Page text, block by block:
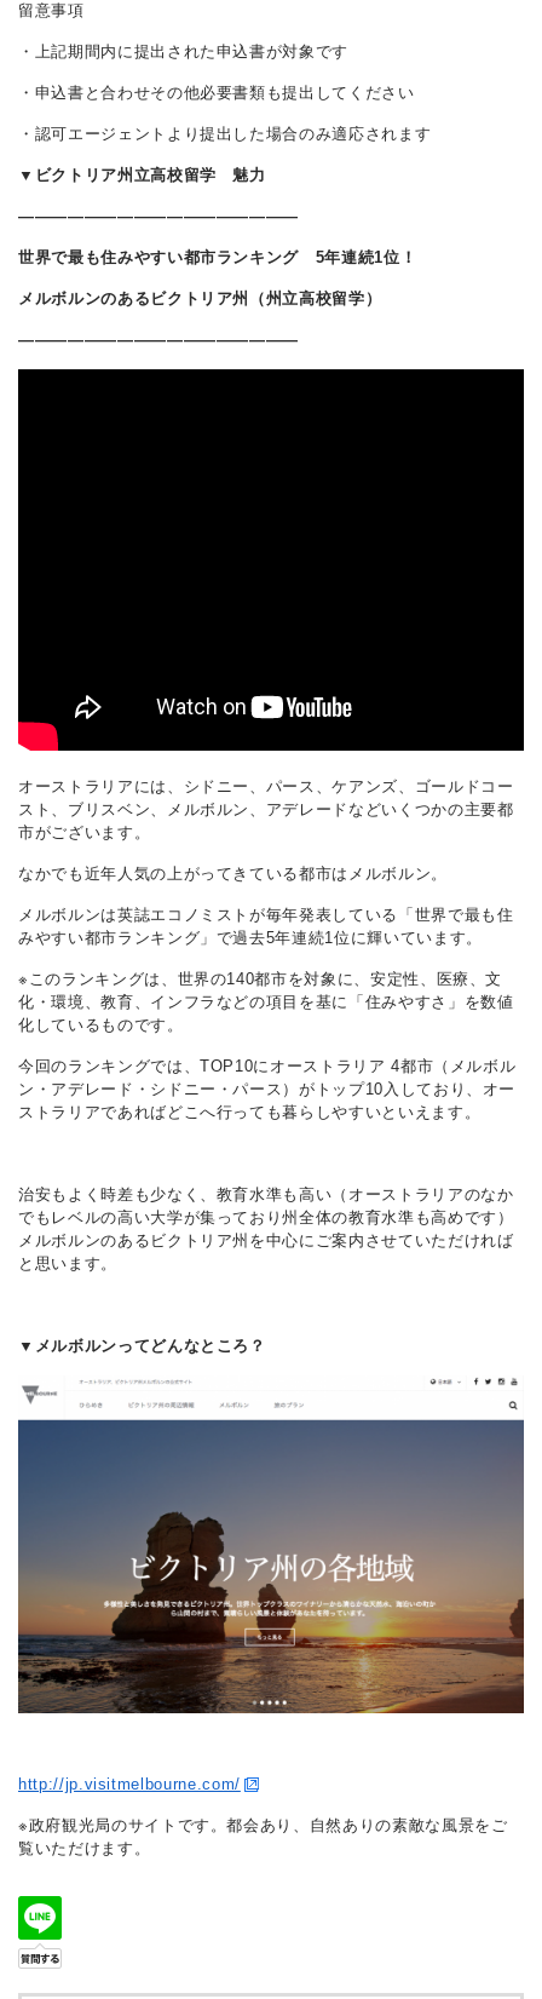
留意事項
・上記期間内に提出された申込書が対象です
・申込書と合わせその他必要書類も提出してください
・認可エージェントより提出した場合のみ適応されます
▼ビクトリア州立高校留学 魅力
―――――――――――――――――
世界で最も住みやすい都市ランキング 5年連続1位！
メルボルンのあるビクトリア州（州立高校留学）
―――――――――――――――――
オーストラリアには、シドニー、パース、ケアンズ、ゴールドコー
スト、ブリスベン、メルボルン、アデレードなどいくつかの主要都
市がございます。
なかでも近年人気の上がってきている都市はメルボルン。
メルボルンは英誌エコノミストが毎年発表している「世界で最も住
みやすい都市ランキング」で過去5年連続1位に輝いています。
※このランキングは、世界の140都市を対象に、安定性、医療、文
化・環境、教育、インフラなどの項目を基に「住みやすさ」を数値
化しているものです。
今回のランキングでは、TOP10にオーストラリア 4都市（メルボル
ン・アデレード・シドニー・パース）がトップ10入しており、オー
ストラリアであればどこへ行っても暮らしやすいといえます。
治安もよく時差も少なく、教育水準も高い（オーストラリアのなか
でもレベルの高い大学が集っており州全体の教育水準も高めです）
メルボルンのあるビクトリア州を中心にご案内させていただければ
と思います。
▼メルボルンってどんなところ？
http://jp.visitmelbourne.com/
※政府観光局のサイトです。都会あり、自然ありの素敵な風景をご
覧いただけます。